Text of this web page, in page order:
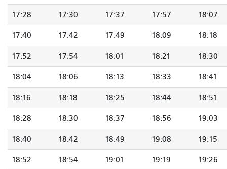
17:28 17:30 17:37 17:57 18:07
17:40 17:42 17:49 18:09 18:18
17:52 17:54 18:01 18:21 18:30
18:04 18:06 18:13 18:33 18:41
18:16 18:18 18:25 18:44 18:51
18:28 18:30 18:37 18:56 19:03
18:40 18:42 18:49 19:08 19:15
18:52 18:54 19:01 19:19 19:26